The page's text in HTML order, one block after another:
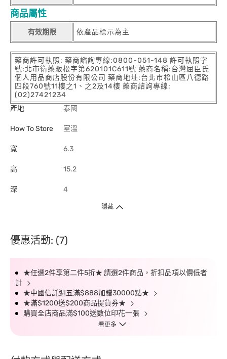
商品屬性
有效期限 依產品標示為主
藥商許可執照: 藥商諮詢專線:0800-051-148 許可執照字
號:北市衛藥販松字第620101C611號 藥商名稱:台灣屈臣氏
個人用品商店股份有限公司 藥商地址:台北市松山區八德路
四段760號11樓之1、之2及14樓 藥商諮詢專線:
(02)27421234
產地
泰國
How To Store 室溫
寬 6.3
高 15.2
深 4
隱藏
優惠活動: (7)
★任選2件享第二件5折★ 請選2件商品，折扣品項以價低者
計
★中國信託週五滿$888加贈30000點★
★滿$1200送$200商品提貨券★
購買全店商品滿$100送數位印花一張
看更多